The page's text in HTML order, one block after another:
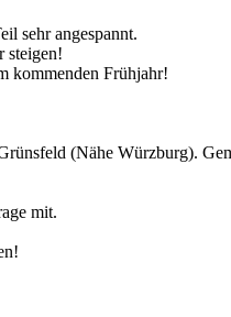
sehr angespannt.
steigen!
kommenden Frühjahr!
(Nähe Würzburg).
mit.